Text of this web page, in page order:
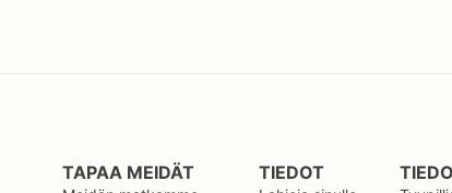
TAPAA MEIDÄT TIEDOT